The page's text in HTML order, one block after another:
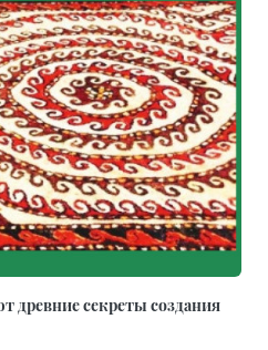
древние секреты создания